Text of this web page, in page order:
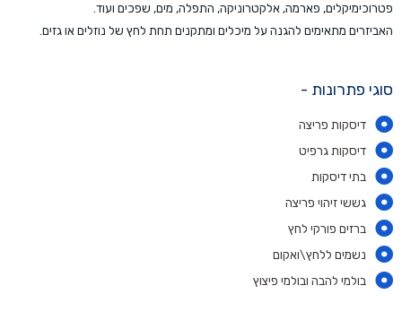
פטרוכימיקלים, פארמה, אלקטרוניקה, התפלה, מים, שפכים ועוד.
האביזרים מתאימים להגנה על מיכלים ומתקנים תחת לחץ של נוזלים או גזים.
סוגי פתרונות -
דיסקות פריצה
דיסקות גרפיט
בתי דיסקות
גששי זיהוי פריצה
ברזים פורקי לחץ
נשמים ללחץ\ואקום
בולמי להבה ובולמי פיצוץ